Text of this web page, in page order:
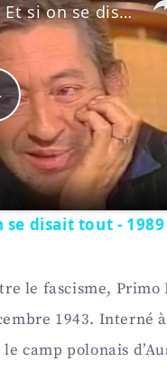
V
Serge Gainsbourg - Et si on se disait tout - 1989 - partie 1/2
se disait tout -
le fascisme, Primo
1943. Interné
camp polonais